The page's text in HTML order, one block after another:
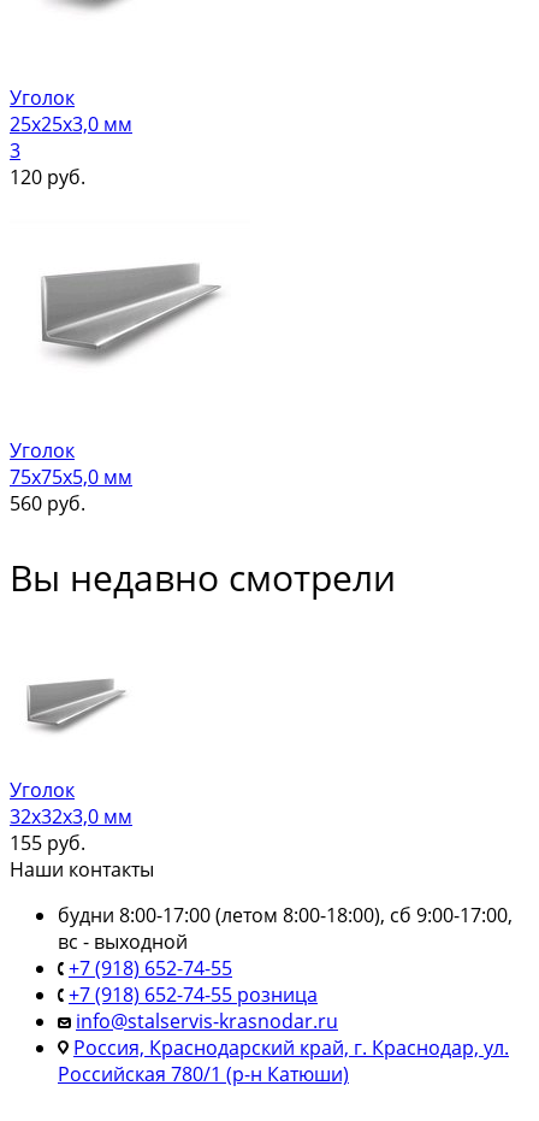
Уголок
25х25х3,0 мм
3
120 руб.
Уголок
75х75х5,0 мм
560 руб.
Вы недавно смотрели
Уголок
32х32х3,0 мм
155 руб.
Наши контакты
будни 8:00-17:00 (летом 8:00-18:00), сб 9:00-17:00,
вс - выходной
+7 (918) 652-74-55
+7 (918) 652-74-55 розница
info@stalservis-krasnodar.ru
Россия, Краснодарский край, г. Краснодар, ул.
Российская 780/1 (р-н Катюши)